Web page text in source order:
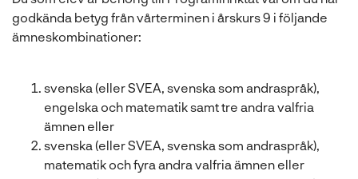
godkända betyg från vårterminen i årskurs 9 i följande
ämneskombinationer:
svenska (eller SVEA, svenska som andraspråk),
engelska och matematik samt tre andra valfria
ämnen eller
svenska (eller SVEA, svenska som andraspråk),
matematik och fyra andra valfria ämnen eller